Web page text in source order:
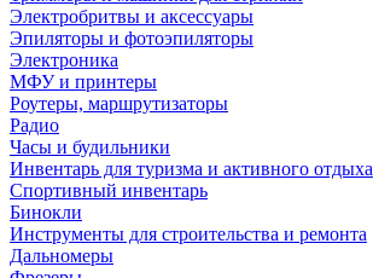
Электробритвы и аксессуары
Эпиляторы и фотоэпиляторы
Электроника
МФУ и принтеры
Роутеры, маршрутизаторы
Радио
Часы и будильники
Инвентарь для туризма и активного отдыха
Спортивный инвентарь
Бинокли
Инструменты для строительства и ремонта
Дальномеры